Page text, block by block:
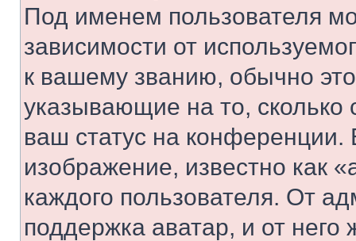
Под именем пользователя
зависимости от
к вашему званию, обычно это
указывающие на то,
ваш статус на
изображение, известно как
каждого пользователя. От
поддержка аватар, и от него